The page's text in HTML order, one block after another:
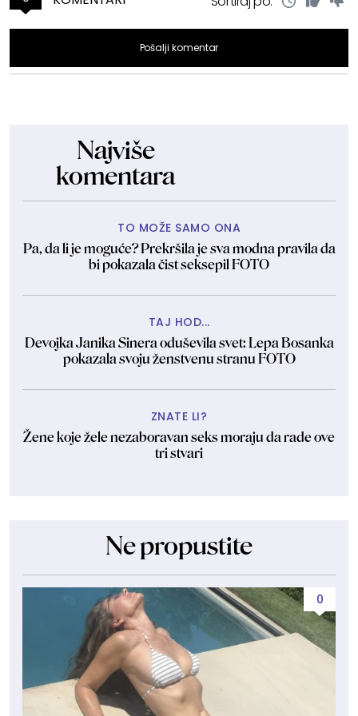
Pošalji komentar
Najviše
komentara
TO MOŽE SAMO ONA
Pa, da li je moguće? Prekršila je sva modna pravila da
bi pokazala čist seksepil FOTO
TAJ HOD...
Devojka Janika Sinera oduševila svet: Lepa Bosanka
pokazala svoju ženstvenu stranu FOTO
ZNATE LI?
Žene koje žele nezaboravan seks moraju da rade ove
tri stvari
Ne propustite
0